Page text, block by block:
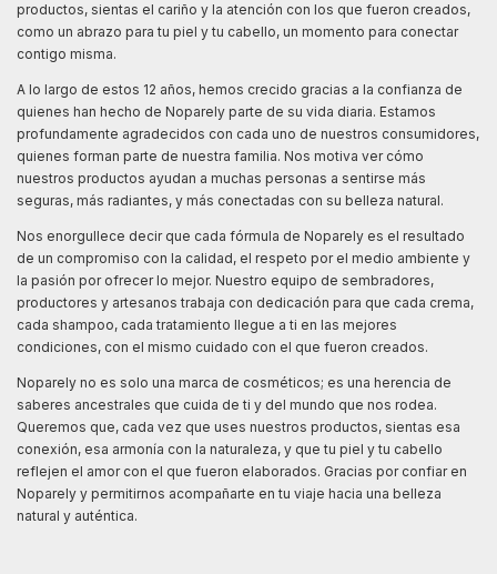
productos, sientas el cariño y la atención con los que fueron creados,
como un abrazo para tu piel y tu cabello, un momento para conectar
contigo misma.
A lo largo de estos 12 años, hemos crecido gracias a la confianza de
quienes han hecho de Noparely parte de su vida diaria. Estamos
profundamente agradecidos con cada uno de nuestros consumidores,
quienes forman parte de nuestra familia. Nos motiva ver cómo
nuestros productos ayudan a muchas personas a sentirse más
seguras, más radiantes, y más conectadas con su belleza natural.
Nos enorgullece decir que cada fórmula de Noparely es el resultado
de un compromiso con la calidad, el respeto por el medio ambiente y
la pasión por ofrecer lo mejor. Nuestro equipo de sembradores,
productores y artesanos trabaja con dedicación para que cada crema,
cada shampoo, cada tratamiento llegue a ti en las mejores
condiciones, con el mismo cuidado con el que fueron creados.
Noparely no es solo una marca de cosméticos; es una herencia de
saberes ancestrales que cuida de ti y del mundo que nos rodea.
Queremos que, cada vez que uses nuestros productos, sientas esa
conexión, esa armonía con la naturaleza, y que tu piel y tu cabello
reflejen el amor con el que fueron elaborados. Gracias por confiar en
Noparely y permitirnos acompañarte en tu viaje hacia una belleza
natural y auténtica.